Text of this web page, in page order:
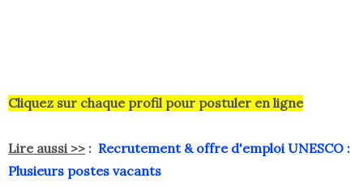
Cliquez sur chaque profil pour postuler en ligne
Lire aussi >> : Recrutement & offre d'emploi UNESCO :
Plusieurs postes vacants